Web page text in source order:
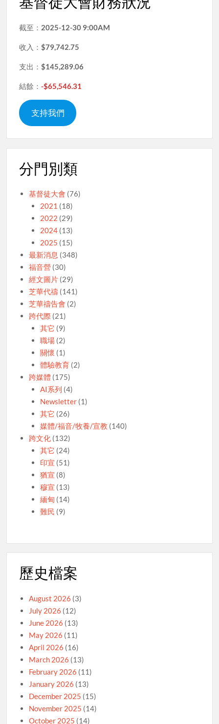
截至： 2025-12-30 9:00AM
收入：$79,742.75
支出：$145,289.06
結餘：-$65,546.31
支持我們
分門別類
基督徒大會 (76)
2021 (18)
2022 (29)
2024(13)
2025 (15)
最新消息 (348)
福音營 (30)
經文圖片 (29)
芝華代禱 (141)
芝華禱告會 (2)
跨代際 (21)
其它 (9)
職場(2)
關懷 (1)
體驗教育(2)
跨媒體 (175)
AI系列 (4)
Newsletter(1)
其它 (26)
媒體/福音/牧養/宣教 (140)
跨文化 (132)
其它 (24)
印宣 (51)
猶宣 (8)
穆宣 (13)
緬甸 (14)
難民 (9)
歷史檔案
August 2026 (3)
July 2026 (12)
June 2026 (13)
May 2026 (11)
April 2026 (16)
March 2026 (13)
February 2026 (11)
January 2026 (13)
December 2025 (15)
November 2025 (14)
October 2025 (14)